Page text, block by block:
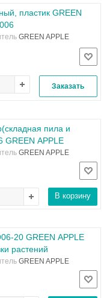
пластик GREEN
006
GREEN APPLE
Заказать
пила и
GREEN APPLE
GREEN APPLE
В корзину
20 GREEN APPLE
растений
GREEN APPLE